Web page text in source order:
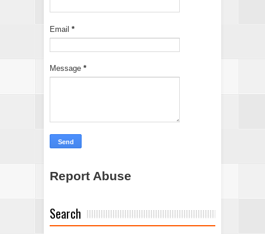
Email *
Message *
Report Abuse
Search